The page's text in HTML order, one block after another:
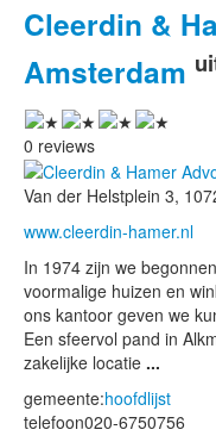
Cleerdin &
Amsterdam
0 reviews
Van der Helstplein 3,
www.cleerdin-hamer.nl
In 1974 zijn we
voormalige huizen en
ons kantoor geven we
Een sfeervol pand in
zakelijke locatie ...
gemeente:hoofdlijst
telefoon020-6750756